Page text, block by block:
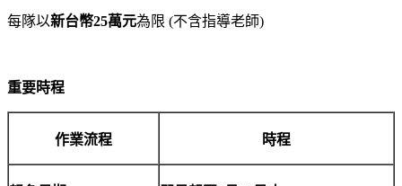
每隊以新台幣25萬元為限 (不含指導老師)
重要時程
作業流程 時程